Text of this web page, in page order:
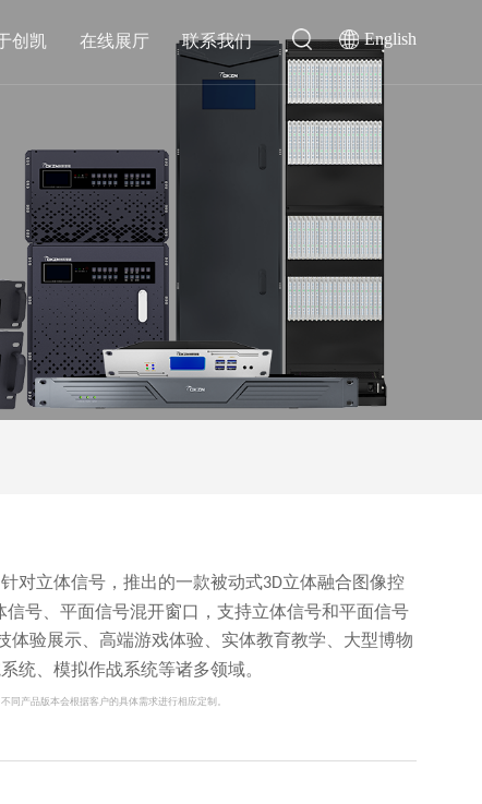
高清混合矩阵
矩阵
合矩阵
音频扩声会议类
无纸化会议系统
会议录播主机
测节点
融合通信类
创凯 在线展厅 联系我们 English
对立体信号，推出的一款被动式3D立体融合图像控
号、平面信号混开窗口，支持立体信号和平面信号
体验展示、高端游戏体验、实体教育教学、大型博物
统、模拟作战系统等诸多领域。
同产品版本会根据客户的具体需求进行相应定制。